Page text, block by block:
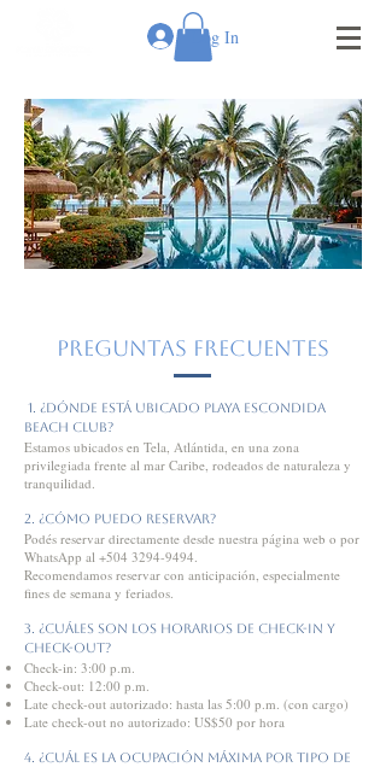
Log In
Preguntas Frecuentes
1. ¿Dónde está ubicado Playa Escondida
Beach Club?
Estamos ubicados en Tela, Atlántida, en una zona
privilegiada frente al mar Caribe, rodeados de naturaleza y
tranquilidad.
2. ¿Cómo puedo reservar?
Podés reservar directamente desde nuestra página web o por
WhatsApp al +504 3294-9494
Recomendamos reservar con anticipación, especialmente
fines de semana y feriados.
3. ¿Cuáles son los horarios de check-in y
check-out?
Check-in: 3:00 p.m.
Check-out: 12:00 p.m.
Late check-out autorizado: hasta las 5:00 p.m. (con cargo)
Late check-out no autorizado: US$50 por hora
4. ¿Cuál es la ocupación máxima por tipo de